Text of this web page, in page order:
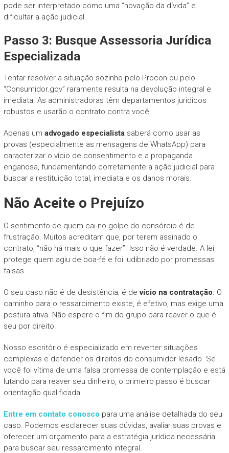
pode ser interpretado como uma “novação da dívida” e
dificultar a ação judicial.
Passo 3: Busque Assessoria Jurídica
Especializada
Tentar resolver a situação sozinho pelo Procon ou pelo
“Consumidor.gov” raramente resulta na devolução integral e
imediata. As administradoras têm departamentos jurídicos
robustos e usarão o contrato contra você.
Apenas um advogado especialistasaberá como usar as
provas (especialmente as mensagens de WhatsApp) para
caracterizar o vício de consentimento e a propaganda
enganosa, fundamentando corretamente a ação judicial para
buscar a restituição total, imediata e os danos morais.
Não Aceite o Prejuízo
O sentimento de quem cai no golpe do consórcio é de
frustração. Muitos acreditam que, por terem assinado o
contrato, “não há mais o que fazer”. Isso não é verdade. A lei
protege quem agiu de boa-fé e foi ludibriado por promessas
falsas.
O seu caso não é de desistência; é devício na contratação. O
caminho para o ressarcimento existe, é efetivo, mas exige uma
postura ativa. Não espere o fim do grupo para reaver o que é
seu por direito.
Nosso escritório é especializado em reverter situações
complexas e defender os direitos do consumidor lesado. Se
você foi vítima de uma falsa promessa de contemplação e está
lutando para reaver seu dinheiro, o primeiro passo é buscar
orientação qualificada.
Entre em contato conosco para uma análise detalhada do seu
caso. Podemos esclarecer suas dúvidas, avaliar suas provas e
oferecer um orçamento para a estratégia jurídica necessária
para buscar seu ressarcimento integral.